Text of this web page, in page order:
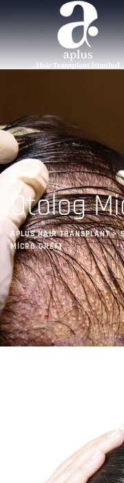
Otolog
APLUS HAIR TRANSPLANT>
MICRO GREFT